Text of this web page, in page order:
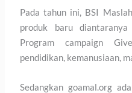
Pada tahun ini, BSI
produk baru
Program campaign
pendidikan, kemanusiaan,
Sedangkan goamal.org